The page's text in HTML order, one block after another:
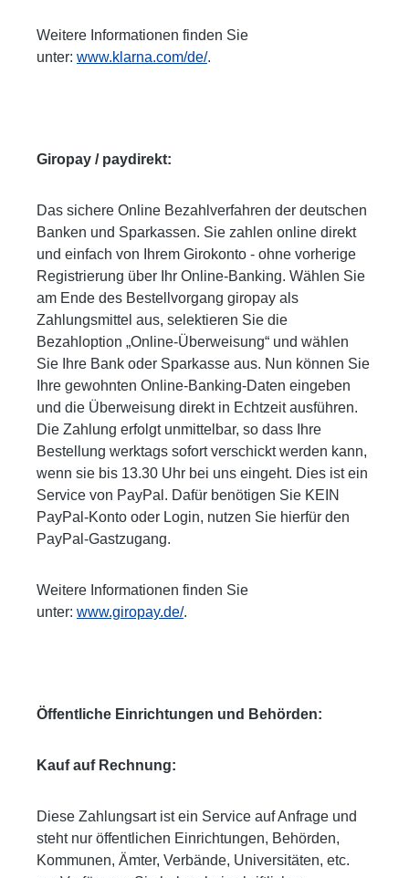
Weitere Informationen finden Sie
unter: www.klarna.com/de/.
Giropay / paydirekt:
Das sichere Online Bezahlverfahren der deutschen
Banken und Sparkassen. Sie zahlen online direkt
und einfach von Ihrem Girokonto - ohne vorherige
Registrierung über Ihr Online-Banking. Wählen Sie
am Ende des Bestellvorgang giropay als
Zahlungsmittel aus, selektieren Sie die
Bezahloption „Online-Überweisung“ und wählen
Sie Ihre Bank oder Sparkasse aus. Nun können Sie
Ihre gewohnten Online-Banking-Daten eingeben
und die Überweisung direkt in Echtzeit ausführen.
Die Zahlung erfolgt unmittelbar, so dass Ihre
Bestellung werktags sofort verschickt werden kann,
wenn sie bis 13.30 Uhr bei uns eingeht. Dies ist ein
Service von PayPal. Dafür benötigen Sie KEIN
PayPal-Konto oder Login, nutzen Sie hierfür den
PayPal-Gastzugang.
Weitere Informationen finden Sie
unter: www.giropay.de/.
Öffentliche Einrichtungen und Behörden:
Kauf auf Rechnung:
Diese Zahlungsart ist ein Service auf Anfrage und
steht nur öffentlichen Einrichtungen, Behörden,
Kommunen, Ämter, Verbände, Universitäten, etc.